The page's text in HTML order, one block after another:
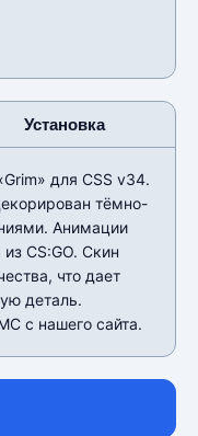
Установка
для CSS v34.
тёмно-
Анимации
CS:GO. Скин
что дает
деталь.
с нашего сайта.